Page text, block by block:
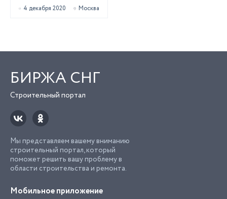
4 декабря 2020 Москва
БИРЖА СНГ
Строительный портал
Мы представляем вашему вниманию
строительный портал, который
поможет решить вашу проблему в
области строительства и ремонта.
Мобильное приложение